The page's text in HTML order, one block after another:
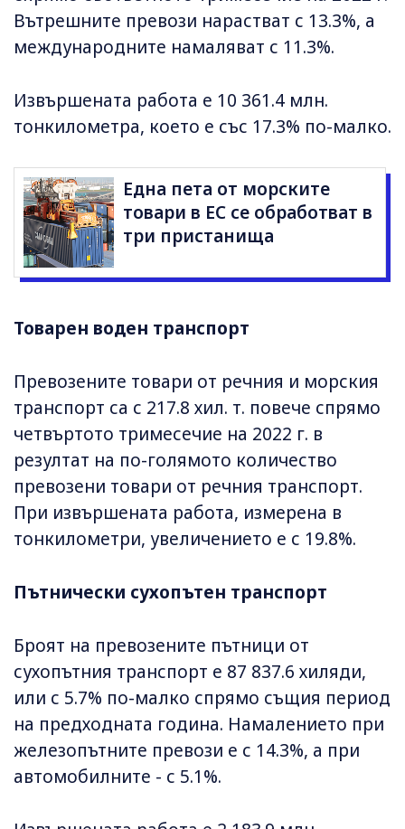
Вътрешните превози нарастват с 13.3%, а
международните намаляват с 11.3%.
Извършената работа е 10 361.4 млн.
тонкилометра, което е със 17.3% по-малко.
Една пета от морските
товари в ЕС се обработват в
три пристанища
Товарен воден транспорт
Превозените товари от речния и морския
транспорт са с 217.8 хил. т. повече спрямо
четвъртото тримесечие на 2022 г. в
резултат на по-голямото количество
превозени товари от речния транспорт.
При извършената работа, измерена в
тонкилометри, увеличението е с 19.8%.
Пътнически сухопътен транспорт
Броят на превозените пътници от
сухопътния транспорт е 87 837.6 хиляди,
или с 5.7% по-малко спрямо същия период
на предходната година. Намалението при
железопътните превози е с 14.3%, а при
автомобилните - с 5.1%.